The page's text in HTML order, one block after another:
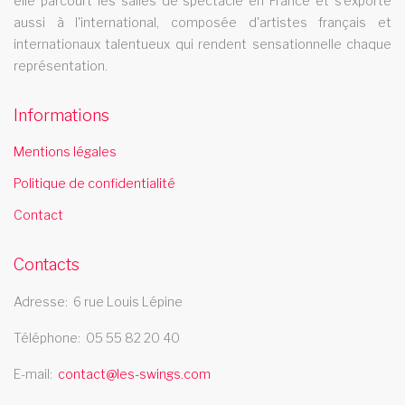
représentations et 200.000 spectateurs. Des clients
prestigieux, des lieux d'exceptions : Stade de France, Opéra de
Lausanne, Casino Barrière,..
professionnel et se deplace dans le departement tarn 81
troupe itinerante de danse
La troupe Les swings ses plumes ses strass et ses paillettes
parisiens
La revue cabaret Les Swings se deplace dans la region
music hall paca
aussi à l'international, composée d'artistes français et
internationaux talentueux qui rendent sensationnelle chaque
représentation.
Informations
Mentions légales
Politique de confidentialité
Contact
Contacts
Adresse 6 rue Louis Lépine
Téléphone 05 55 82 20 40
E-mail contact@les-swings.com